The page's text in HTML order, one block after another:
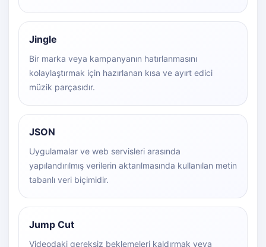
Jingle
Bir marka veya kampanyanın hatırlanmasını
kolaylaştırmak için hazırlanan kısa ve ayırt edici
müzik parçasıdır.
JSON
Uygulamalar ve web servisleri arasında
yapılandırılmış verilerin aktarılmasında kullanılan metin
tabanlı veri biçimidir.
Jump Cut
Videodaki gereksiz beklemeleri kaldırmak veya